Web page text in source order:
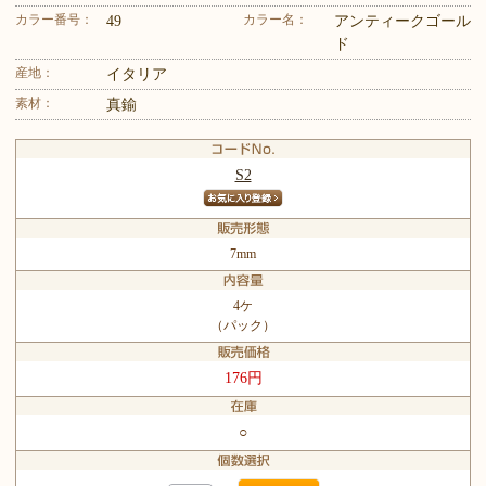
カラー番号： 49 カラー名：
アンティークゴール
ド
産地： イタリア
素材： 真鍮
S2
7mm
4ケ
（パック）
176円
○